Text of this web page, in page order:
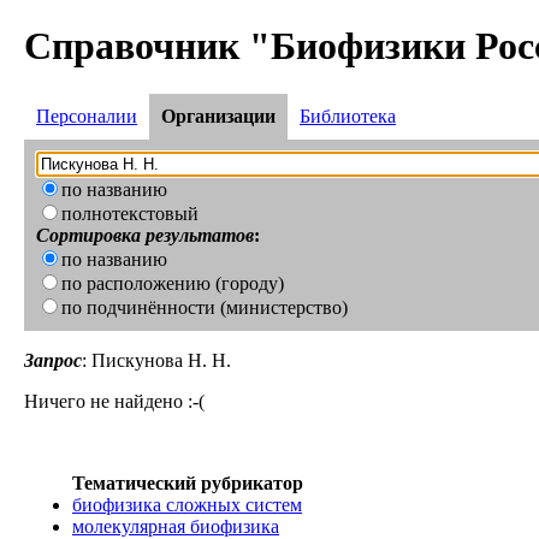
Справочник "Биофизики
Персоналии Организации Библиотека
по названию
полнотекстовый
Сортировка результатов:
по названию
по расположению (городу)
по подчинённости (министерство)
Запрос: Пискунова Н. Н.
Ничего не найдено :-(
Тематический рубрикатор
биофизика сложных систем
молекулярная биофизика